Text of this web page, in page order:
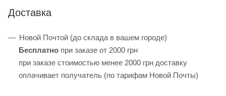
Доставка
Новой Почтой (до склада в вашем городе)
Бесплатно при заказе от 2000 грн
при заказе стоимостью менее 2000 грн доставку
оплачивает получатель (по тарифам Новой Почты)